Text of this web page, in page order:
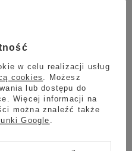
w celu realizacji usług
cookies
. Możesz
lub dostępu do
Więcej informacji na
można znaleźć także
Google